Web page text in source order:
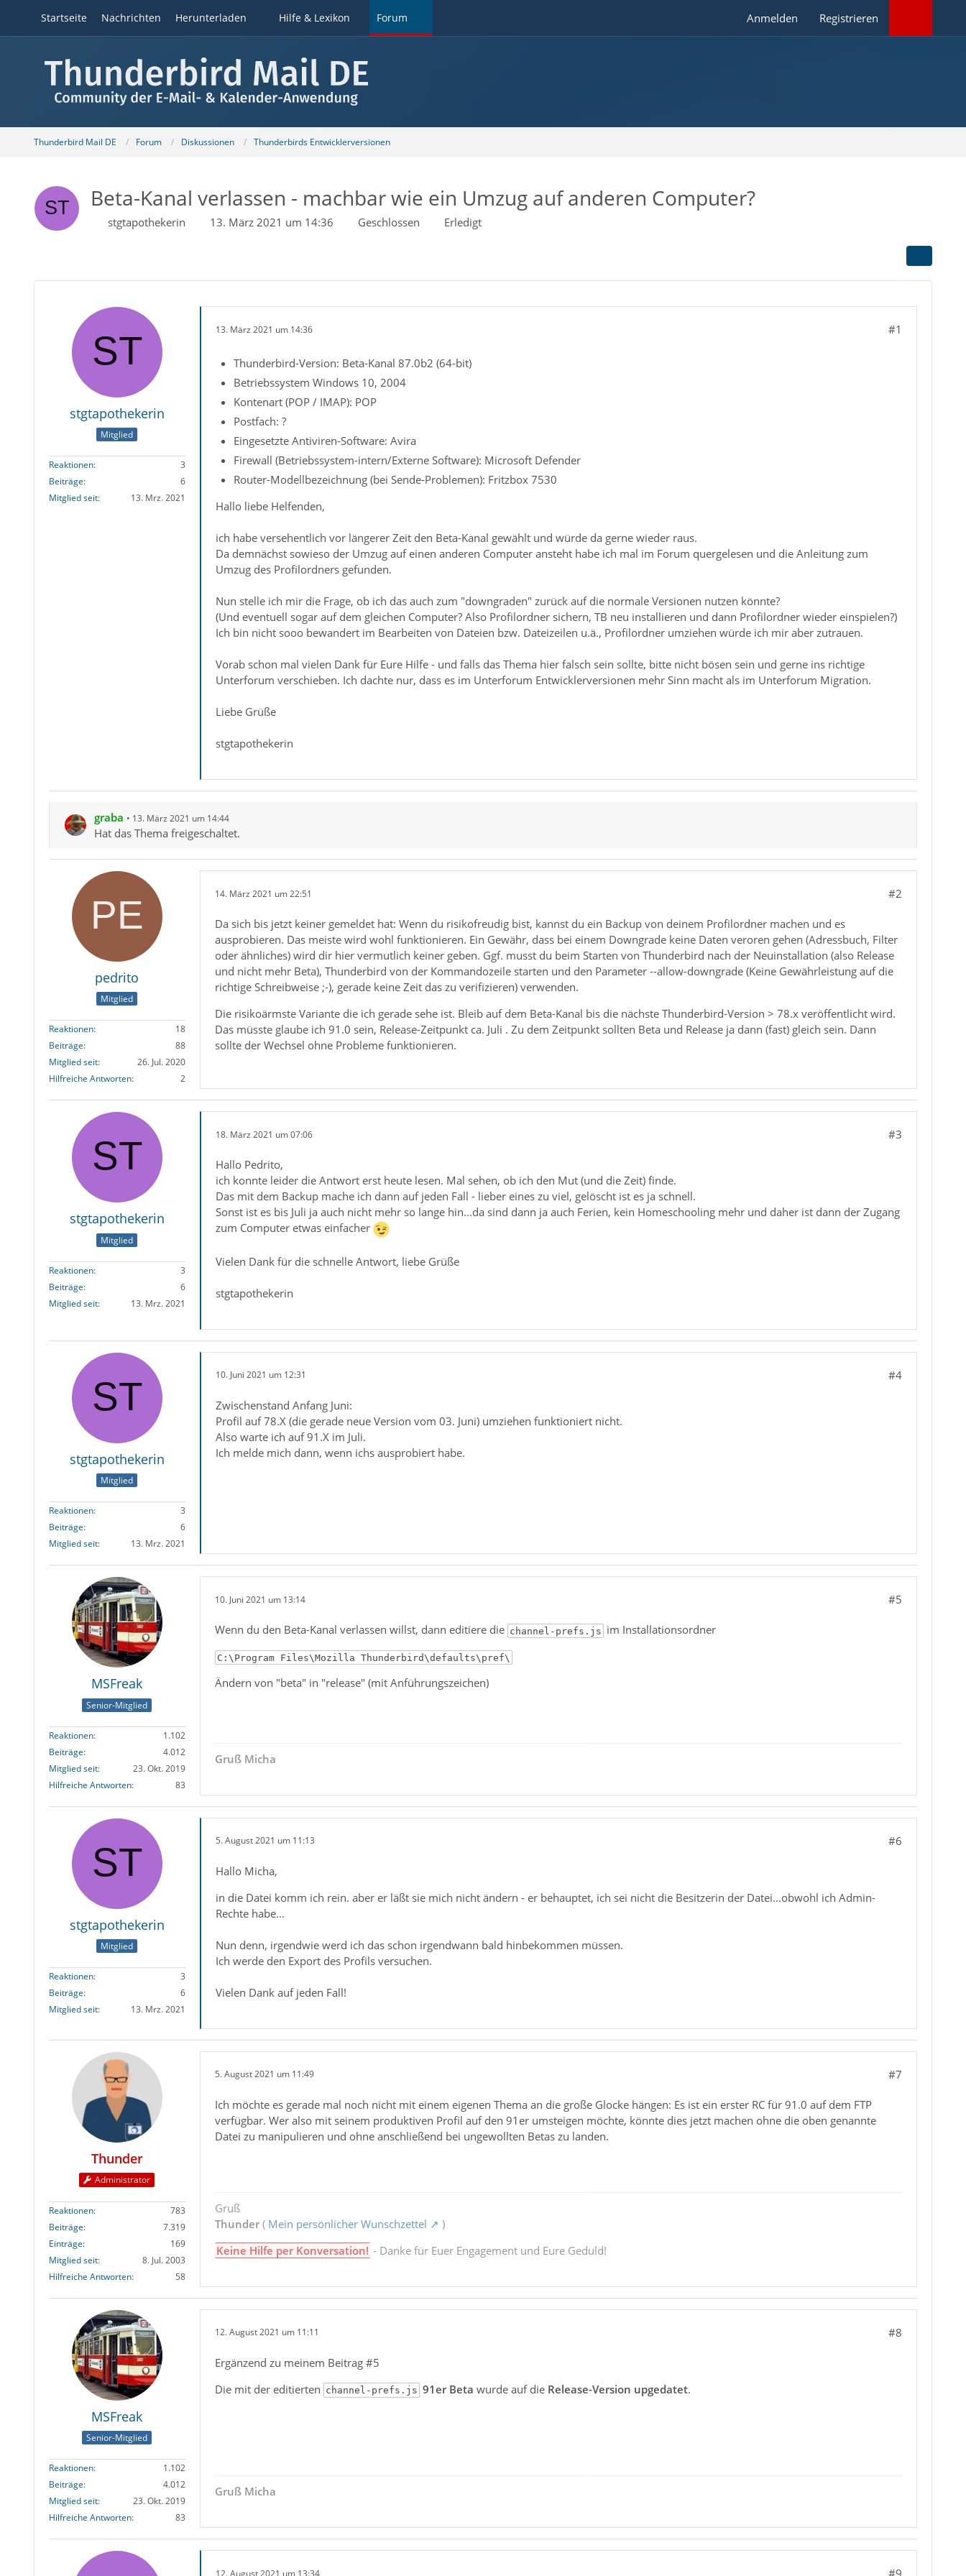
Startseite Nachrichten Herunterladen Hilfe & Lexikon Forum Anmelden Registrieren
Thunderbird Mail DE Forum Diskussionen Thunderbirds Entwicklerversionen
Beta-Kanal verlassen - machbar wie ein Umzug auf anderen Computer?
stgtapothekerin 13. März 2021 um 14:36 Geschlossen Erledigt
stgtapothekerin
Mitglied
Reaktionen
3
Beiträge
6
Mitglied seit
13. Mrz. 2021
13. März 2021 um 14:36 #1
Thunderbird-Version: Beta-Kanal 87.0b2 (64-bit)
Betriebssystem Windows 10, 2004
Kontenart (POP / IMAP): POP
Postfach: ?
Eingesetzte Antiviren-Software: Avira
Firewall (Betriebssystem-intern/Externe Software): Microsoft Defender
Router-Modellbezeichnung (bei Sende-Problemen): Fritzbox 7530
Hallo liebe Helfenden,
ich habe versehentlich vor längerer Zeit den Beta-Kanal gewählt und würde da gerne wieder raus.
Da demnächst sowieso der Umzug auf einen anderen Computer ansteht habe ich mal im Forum quergelesen und die Anleitung zum
Umzug des Profilordners gefunden.
Nun stelle ich mir die Frage, ob ich das auch zum "downgraden" zurück auf die normale Versionen nutzen könnte?
(Und eventuell sogar auf dem gleichen Computer? Also Profilordner sichern, TB neu installieren und dann Profilordner wieder einspielen?)
Ich bin nicht sooo bewandert im Bearbeiten von Dateien bzw. Dateizeilen u.ä., Profilordner umziehen würde ich mir aber zutrauen.
Vorab schon mal vielen Dank für Eure Hilfe - und falls das Thema hier falsch sein sollte, bitte nicht bösen sein und gerne ins richtige
Unterforum verschieben. Ich dachte nur, dass es im Unterforum Entwicklerversionen mehr Sinn macht als im Unterforum Migration.
Liebe Grüße
stgtapothekerin
graba 13. März 2021 um 14:44
Hat das Thema freigeschaltet.
pedrito
Mitglied
Reaktionen
18
Beiträge
88
Mitglied seit
26. Jul. 2020
Hilfreiche Antworten
2
14. März 2021 um 22:51 #2
Da sich bis jetzt keiner gemeldet hat: Wenn du risikofreudig bist, kannst du ein Backup von deinem Profilordner machen und es
ausprobieren. Das meiste wird wohl funktionieren. Ein Gewähr, dass bei einem Downgrade keine Daten veroren gehen (Adressbuch, Filter
oder ähnliches) wird dir hier vermutlich keiner geben. Ggf. musst du beim Starten von Thunderbird nach der Neuinstallation (also Release
und nicht mehr Beta), Thunderbird von der Kommandozeile starten und den Parameter --allow-downgrade (Keine Gewährleistung auf die
richtige Schreibweise ;-), gerade keine Zeit das zu verifizieren) verwenden.
Die risikoärmste Variante die ich gerade sehe ist. Bleib auf dem Beta-Kanal bis die nächste Thunderbird-Version > 78.x veröffentlicht wird.
Das müsste glaube ich 91.0 sein, Release-Zeitpunkt ca. Juli . Zu dem Zeitpunkt sollten Beta und Release ja dann (fast) gleich sein. Dann
sollte der Wechsel ohne Probleme funktionieren.
stgtapothekerin
Mitglied
Reaktionen
3
Beiträge
6
Mitglied seit
13. Mrz. 2021
18. März 2021 um 07:06 #3
Hallo Pedrito,
ich konnte leider die Antwort erst heute lesen. Mal sehen, ob ich den Mut (und die Zeit) finde.
Das mit dem Backup mache ich dann auf jeden Fall - lieber eines zu viel, gelöscht ist es ja schnell.
Sonst ist es bis Juli ja auch nicht mehr so lange hin...da sind dann ja auch Ferien, kein Homeschooling mehr und daher ist dann der Zugang
zum Computer etwas einfacher
Vielen Dank für die schnelle Antwort, liebe Grüße
stgtapothekerin
stgtapothekerin
Mitglied
Reaktionen
3
Beiträge
6
Mitglied seit
13. Mrz. 2021
10. Juni 2021 um 12:31 #4
Zwischenstand Anfang Juni:
Profil auf 78.X (die gerade neue Version vom 03. Juni) umziehen funktioniert nicht.
Also warte ich auf 91.X im Juli.
Ich melde mich dann, wenn ichs ausprobiert habe.
MSFreak
Senior-Mitglied
Reaktionen
1.102
Beiträge
4.012
Mitglied seit
23. Okt. 2019
Hilfreiche Antworten
83
10. Juni 2021 um 13:14 #5
Wenn du den Beta-Kanal verlassen willst, dann editiere die channel-prefs.js im Installationsordner
C:\Program Files\Mozilla Thunderbird\defaults\pref\
Ändern von "beta" in "release" (mit Anführungszeichen)
Gruß Micha
stgtapothekerin
Mitglied
Reaktionen
3
Beiträge
6
Mitglied seit
13. Mrz. 2021
5. August 2021 um 11:13 #6
Hallo Micha,
in die Datei komm ich rein. aber er läßt sie mich nicht ändern - er behauptet, ich sei nicht die Besitzerin der Datei...obwohl ich Admin-
Rechte habe...
Nun denn, irgendwie werd ich das schon irgendwann bald hinbekommen müssen.
Ich werde den Export des Profils versuchen.
Vielen Dank auf jeden Fall!
Thunder
Administrator
Reaktionen
783
Beiträge
7.319
Einträge
169
Mitglied seit
8. Jul. 2003
Hilfreiche Antworten
58
5. August 2021 um 11:49 #7
Ich möchte es gerade mal noch nicht mit einem eigenen Thema an die große Glocke hängen: Es ist ein erster RC für 91.0 auf dem FTP
verfügbar. Wer also mit seinem produktiven Profil auf den 91er umsteigen möchte, könnte dies jetzt machen ohne die oben genannte
Datei zu manipulieren und ohne anschließend bei ungewollten Betas zu landen.
Gruß
Thunder( Mein persönlicher Wunschzettel
)
Keine Hilfe per Konversation! - Danke für Euer Engagement und Eure Geduld!
MSFreak
Senior-Mitglied
Reaktionen
1.102
Beiträge
4.012
Mitglied seit
23. Okt. 2019
Hilfreiche Antworten
83
12. August 2021 um 11:11 #8
Ergänzend zu meinem Beitrag #5
Die mit der editierten channel-prefs.js 91er Beta wurde auf dieRelease-Version upgedatet.
Gruß Micha
12. August 2021 um 13:34